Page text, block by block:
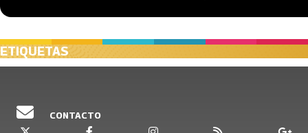
ETIQUETAS
CONTACTO